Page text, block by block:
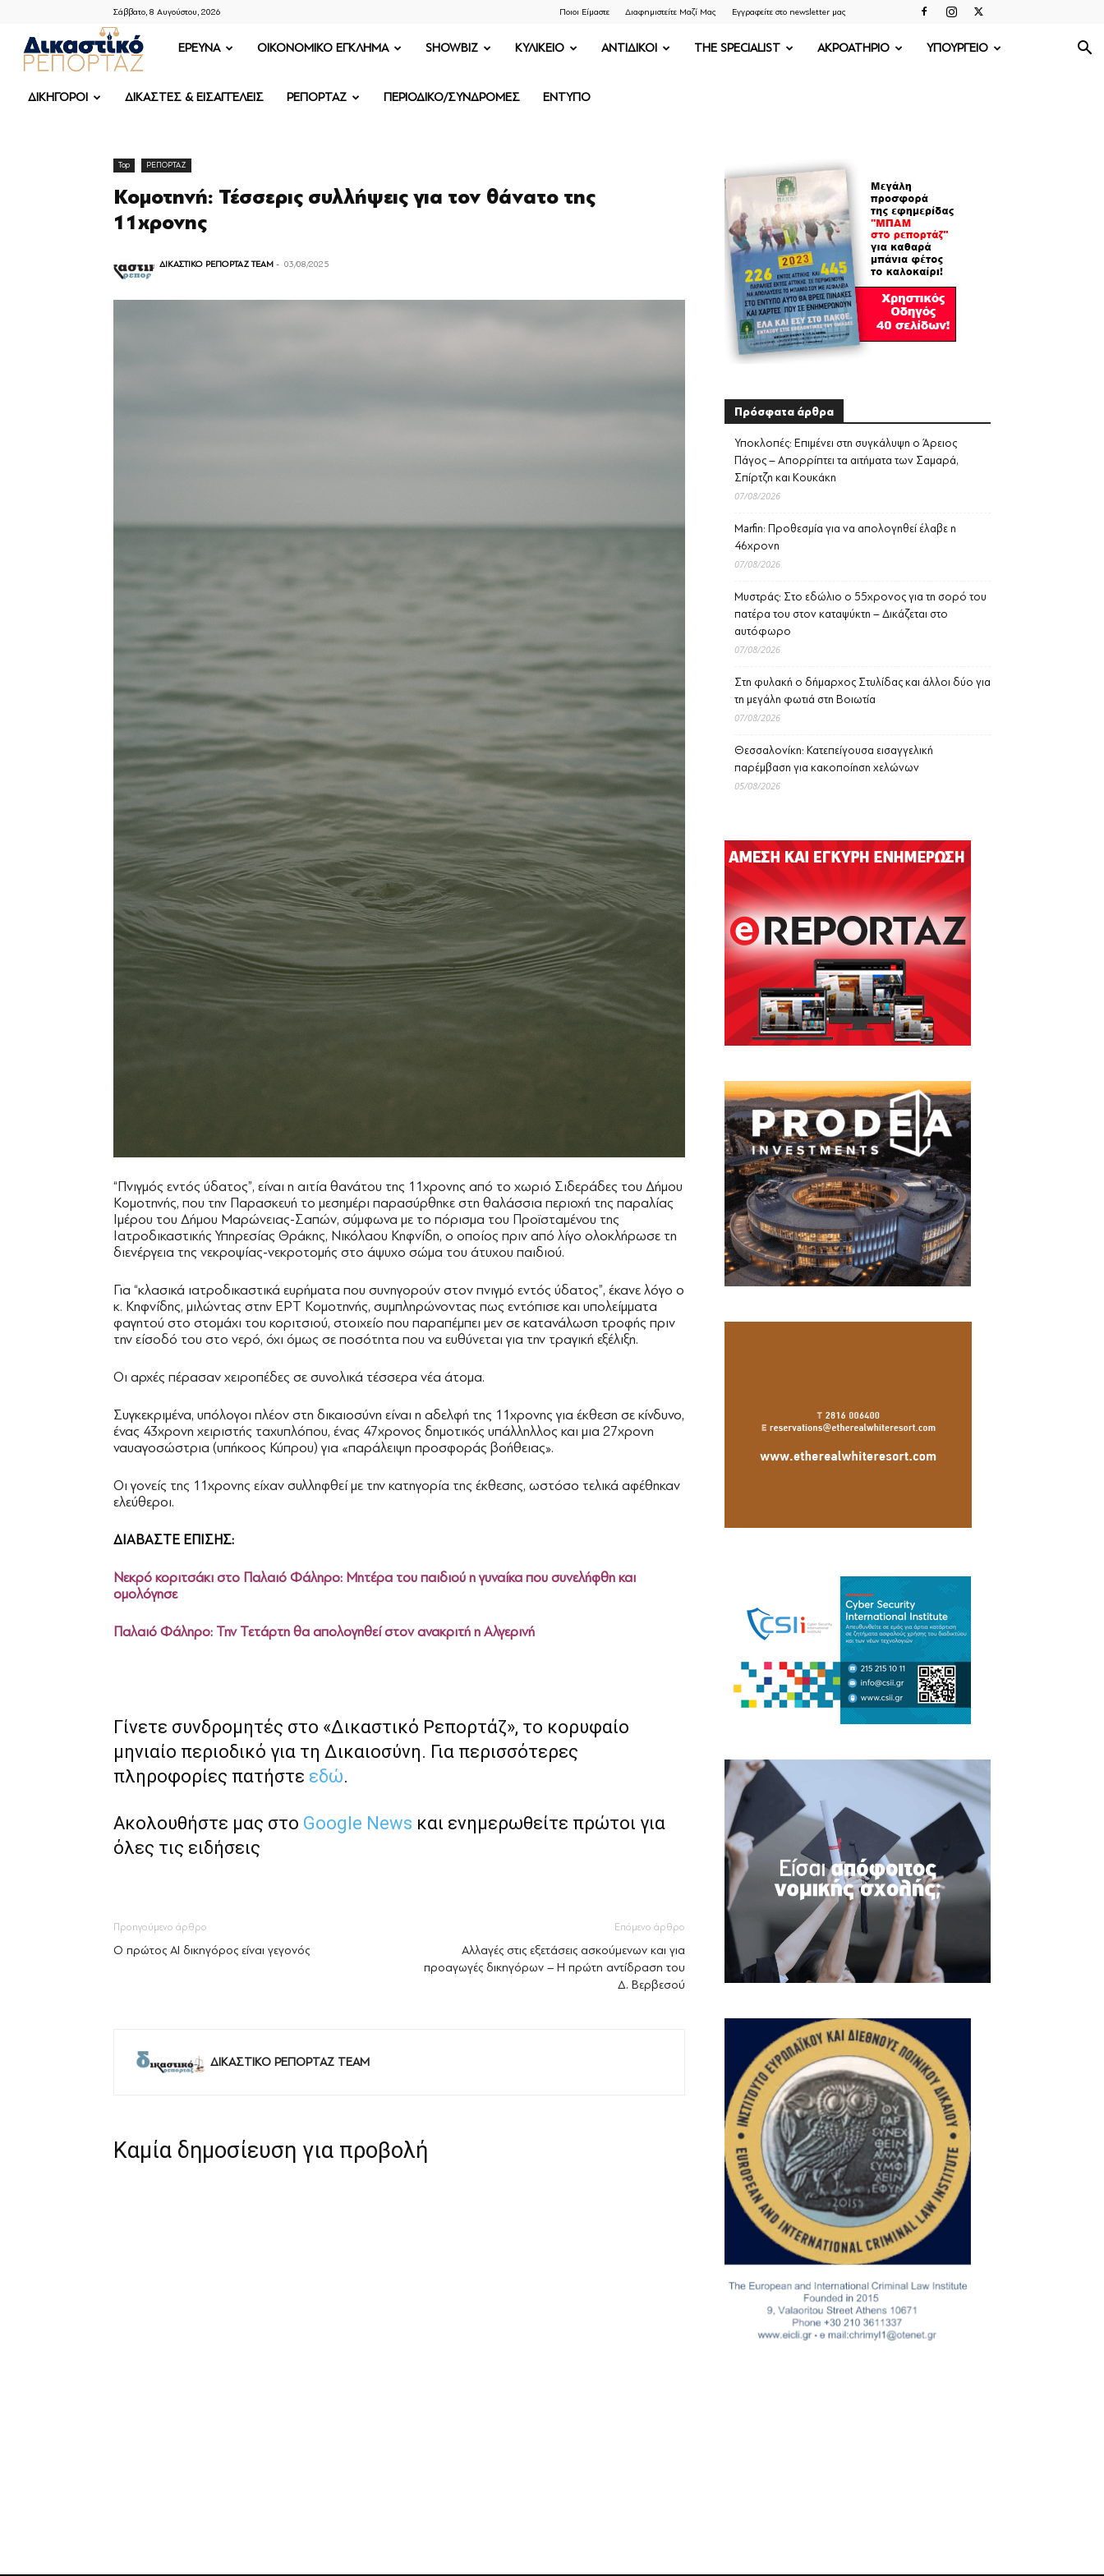
Σάββατο, 8 Αυγούστου, 2026 Ποιοι Είμαστε Διαφημιστείτε Μαζί Μας Εγγραφείτε στο newsletter μας
ΔΙΚΑΣΤΙΚΟ
ΡΕΠΟΡΤΑΖ
ΕΡΕΥΝΑ OIKONOMIKO ΕΓΚΛΗΜΑ SHOWBIZ ΚΥΛΙΚΕΙΟ ΑΝΤΙΔΙΚΟΙ THE SPECIALIST ΑΚΡΟΑΤΗΡΙΟ ΥΠΟΥΡΓΕΙΟ
ΔΙΚΗΓΟΡΟΙ ΔΙΚΑΣΤΕΣ & ΕΙΣΑΓΓΕΛΕΙΣ ΡΕΠΟΡΤΑΖ ΠΕΡΙΟΔΙΚΟ/ΣΥΝΔΡΟΜΕΣ ΕΝΤΥΠΟ
Top ΡΕΠΟΡΤΑΖ
Κομοτηνή: Τέσσερις συλλήψεις για τον θάνατο της
11χρονης
ΔΙΚΑΣΤΙΚΟ ΡΕΠΟΡΤΑΖ TEAM - 03/08/2025
“Πνιγμός εντός ύδατος”, είναι η αιτία θανάτου της 11χρονης από το χωριό Σιδεράδες του Δήμου
Κομοτηνής, που την Παρασκευή το μεσημέρι παρασύρθηκε στη θαλάσσια περιοχή της παραλίας
Ιμέρου του Δήμου Μαρώνειας-Σαπών, σύμφωνα με το πόρισμα του Προϊσταμένου της
Ιατροδικαστικής Υπηρεσίας Θράκης, Νικόλαου Κηφνίδη, ο οποίος πριν από λίγο ολοκλήρωσε τη
διενέργεια της νεκροψίας-νεκροτομής στο άψυχο σώμα του άτυχου παιδιού.
Για “κλασικά ιατροδικαστικά ευρήματα που συνηγορούν στον πνιγμό εντός ύδατος”, έκανε λόγο ο
κ. Κηφνίδης, μιλώντας στην ΕΡΤ Κομοτηνής, συμπληρώνοντας πως εντόπισε και υπολείμματα
φαγητού στο στομάχι του κοριτσιού, στοιχείο που παραπέμπει μεν σε κατανάλωση τροφής πριν
την είσοδό του στο νερό, όχι όμως σε ποσότητα που να ευθύνεται για την τραγική εξέλιξη.
Οι αρχές πέρασαν χειροπέδες σε συνολικά τέσσερα νέα άτομα.
Συγκεκριμένα, υπόλογοι πλέον στη δικαιοσύνη είναι η αδελφή της 11χρονης για έκθεση σε κίνδυνο,
ένας 43χρονη χειριστής ταχυπλόπου, ένας 47χρονος δημοτικός υπάλληλλος και μια 27χρονη
ναυαγοσώστρια (υπήκοος Κύπρου) για «παράλειψη προσφοράς βοήθειας».
Οι γονείς της 11χρονης είχαν συλληφθεί με την κατηγορία της έκθεσης, ωστόσο τελικά αφέθηκαν
ελεύθεροι.
ΔΙΑΒΑΣΤΕ ΕΠΙΣΗΣ:
Νεκρό κοριτσάκι στο Παλαιό Φάληρο: Μητέρα του παιδιού η γυναίκα που συνελήφθη και
ομολόγησε
Παλαιό Φάληρο: Την Τετάρτη θα απολογηθεί στον ανακριτή η Αλγερινή
Γίνετε συνδρομητές στο «Δικαστικό Ρεπορτάζ», το κορυφαίο
μηνιαίο περιοδικό για τη Δικαιοσύνη. Για περισσότερες
πληροφορίες πατήστε εδώ.
Ακολουθήστε μας στο Google News και ενημερωθείτε πρώτοι για
όλες τις ειδήσεις
Προηγούμενο άρθρο
Ο πρώτος AI δικηγόρος είναι γεγονός
Επόμενο άρθρο
Αλλαγές στις εξετάσεις ασκούμενων και για
προαγωγές δικηγόρων – Η πρώτη αντίδραση του
Δ. Βερβεσού
ΔΙΚΑΣΤΙΚΟ ΡΕΠΟΡΤΑΖ TEAM
Καμία δημοσίευση για προβολή
Πρόσφατα άρθρα
Υποκλοπές: Επιμένει στη συγκάλυψη ο Άρειος
Πάγος – Απορρίπτει τα αιτήματα των Σαμαρά,
Σπίρτζη και Κουκάκη
07/08/2026
Marfin: Προθεσμία για να απολογηθεί έλαβε η
46χρονη
07/08/2026
Μυστράς: Στο εδώλιο ο 55χρονος για τη σορό του
πατέρα του στον καταψύκτη – Δικάζεται στο
αυτόφωρο
07/08/2026
Στη φυλακή ο δήμαρχος Στυλίδας και άλλοι δύο για
τη μεγάλη φωτιά στη Βοιωτία
07/08/2026
Θεσσαλονίκη: Κατεπείγουσα εισαγγελική
παρέμβαση για κακοποίηση χελώνων
05/08/2026